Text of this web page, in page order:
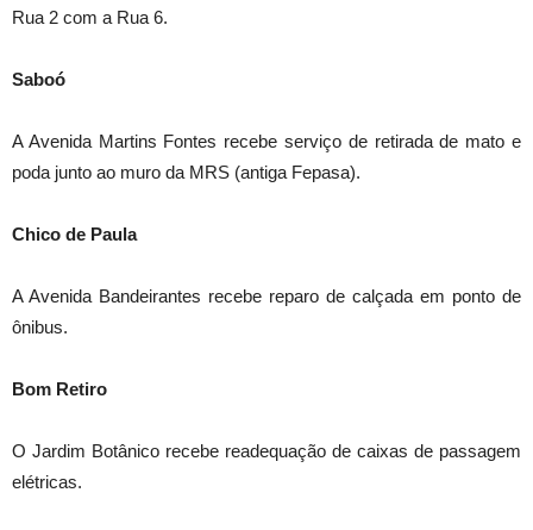
Rua 2 com a Rua 6.
Saboó
A Avenida Martins Fontes recebe serviço de retirada de mato e
poda junto ao muro da MRS (antiga Fepasa).
Chico de Paula
A Avenida Bandeirantes recebe reparo de calçada em ponto de
ônibus.
Bom Retiro
O Jardim Botânico recebe readequação de caixas de passagem
elétricas.